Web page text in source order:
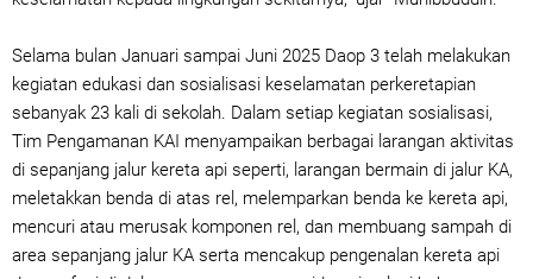
Selama bulan Januari sampai Juni 2025 Daop 3 telah melakukan
kegiatan edukasi dan sosialisasi keselamatan perkeretapian
sebanyak 23 kali di sekolah. Dalam setiap kegiatan sosialisasi,
Tim Pengamanan KAI menyampaikan berbagai larangan aktivitas
di sepanjang jalur kereta api seperti, larangan bermain di jalur KA,
meletakkan benda di atas rel, melemparkan benda ke kereta api,
mencuri atau merusak komponen rel, dan membuang sampah di
area sepanjang jalur KA serta mencakup pengenalan kereta api